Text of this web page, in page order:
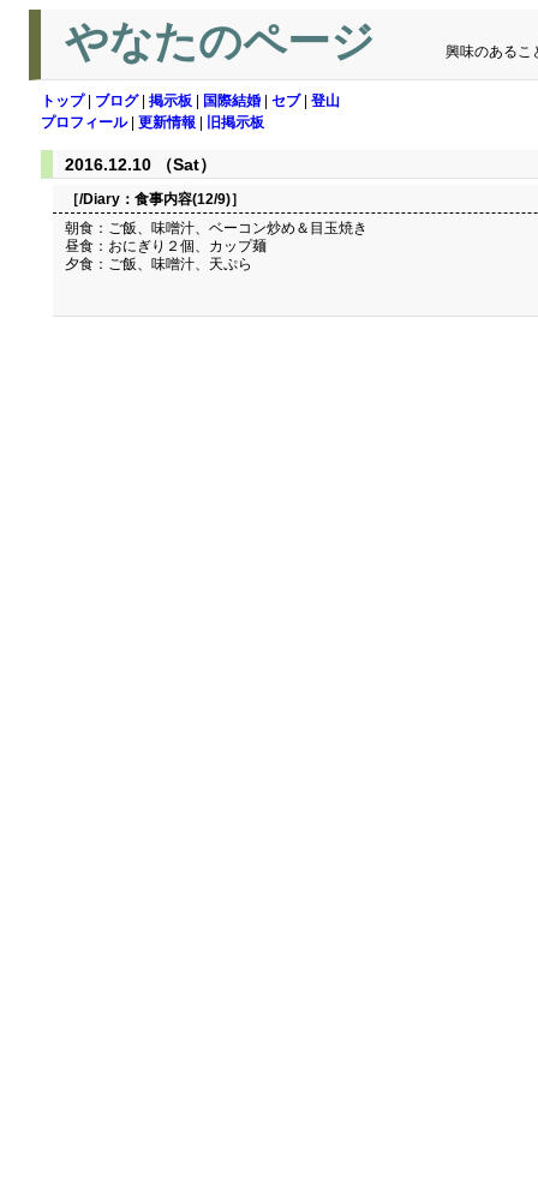
やなたのページ 興味のあるこ
トップ| ブログ| 掲示板 国際結婚 セブ| 登山
プロフィール| 更新情報 旧掲示板
2016.12.10 （Sat）
［/Diary： 食事内容(12/9)］
朝食：ご飯、味噌汁、ベーコン炒め＆目玉焼き
昼食：おにぎり２個、カップ麺
夕食：ご飯、味噌汁、天ぷら